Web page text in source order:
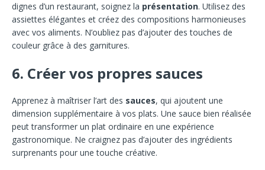
dignes d’un restaurant, soignez la présentation. Utilisez des
assiettes élégantes et créez des compositions harmonieuses
avec vos aliments. N’oubliez pas d’ajouter des touches de
couleur grâce à des garnitures.
6. Créer vos propres sauces
Apprenez à maîtriser l’art des sauces, qui ajoutent une
dimension supplémentaire à vos plats. Une sauce bien réalisée
peut transformer un plat ordinaire en une expérience
gastronomique. Ne craignez pas d’ajouter des ingrédients
surprenants pour une touche créative.